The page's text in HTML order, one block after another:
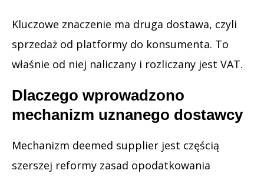
Kluczowe znaczenie ma druga dostawa, czyli
sprzedaż od platformy do konsumenta. To
właśnie od niej naliczany i rozliczany jest VAT.
Dlaczego wprowadzono
mechanizm uznanego dostawcy
Mechanizm deemed supplier jest częścią
szerszej reformy zasad opodatkowania